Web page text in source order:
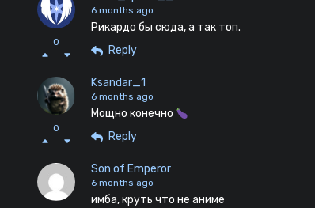
0
6 months ago
Рикардо бы сюда, а так топ.
Reply
0
Ksandar_1
6 months ago
Мощно конечно
Reply
Son of Emperor
6 months ago
имба, круть что не аниме